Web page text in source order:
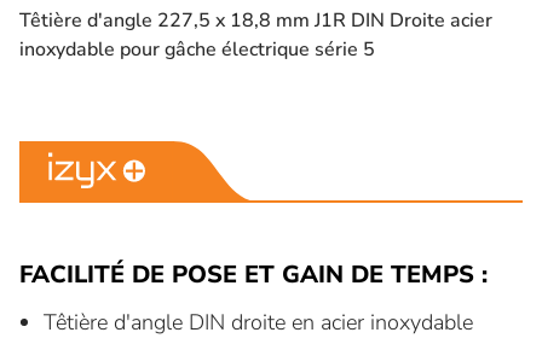
Têtière d'angle 227,5 x 18,8 mm J1R DIN Droite acier
inoxydable pour gâche électrique série 5
FACILITÉ DE POSE ET GAIN DE TEMPS :
Têtière d'angle DIN droite en acier inoxydable